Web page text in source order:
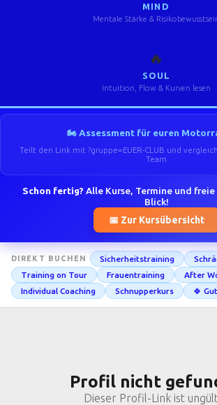
MIND
Mentale Stärke &
🔥
SOUL
Intuition, Flow & Kurven lesen
🏍️ Assessment für euren
Teilt den Link mit ?gruppe=EUER-CLUB und
Team
Schon fertig? Alle Kurse, Termine und
Blick!
📅 Zur Kursübersicht
DIREKT BUCHEN Sicherheitstraining
Training on Tour
Frauentraining
After
Individual Coaching
Schnupperkurs 🍀
Profil nicht
Dieser Profil-Link ist